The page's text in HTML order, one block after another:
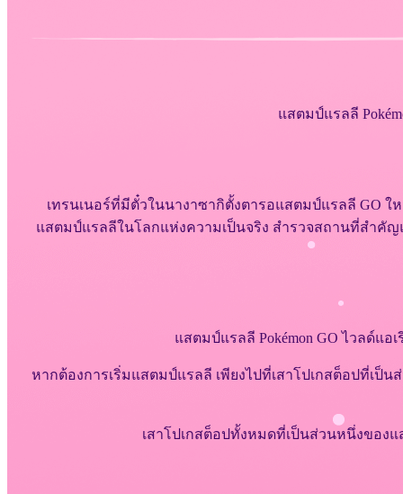
แสตมป์แรลลี
เทรนเนอร์ที่มีตั๋วในนางาซากิตั้งตารอแสตมป์แรลลี GO
แสตมป์แรลลีในโลกแห่งความเป็นจริง สำรวจสถานที่สำคั
แสตมป์แรลลี Pokémon GO ไวลด์แอ
หากต้องการเริ่มแสตมป์แรลลี เพียงไปที่เสาโปเกสต็อปที่เ
เสาโปเกสต็อปทั้งหมดที่เป็นส่วนหนึ่งของแ